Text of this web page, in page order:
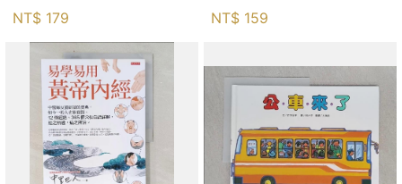
NT$ 179 NT$ 159